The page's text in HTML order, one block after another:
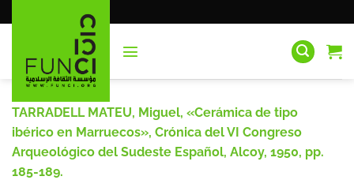
al
TARRADELL MATEU, Miguel, «Cerámica de tipo
ibérico en Marruecos», Crónica del VI Congreso
Arqueológico del Sudeste Español, Alcoy, 1950, pp.
185-189.